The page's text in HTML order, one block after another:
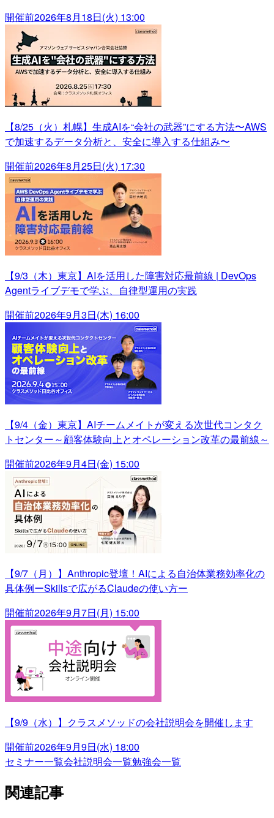
開催前2026年8月18日(火) 13:00
【8/25（火）札幌】生成AIを“会社の武器”にする方法〜AWS
で加速するデータ分析と、安全に導入する仕組み〜
開催前2026年8月25日(火) 17:30
【9/3（木）東京】AIを活用した障害対応最前線 | DevOps
Agentライブデモで学ぶ、自律型運用の実践
開催前2026年9月3日(木) 16:00
【9/4（金）東京】AIチームメイトが変える次世代コンタク
トセンター～顧客体験向上とオペレーション改革の最前線～
開催前2026年9月4日(金) 15:00
【9/7（月）】Anthropic登壇！AIによる自治体業務効率化の
具体例ーSkillsで広がるClaudeの使い方ー
開催前2026年9月7日(月) 15:00
【9/9（水）】クラスメソッドの会社説明会を開催します
開催前2026年9月9日(水) 18:00
セミナー一覧会社説明会一覧勉強会一覧
関連記事